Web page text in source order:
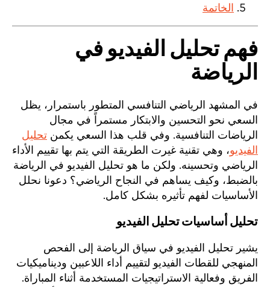
الخاتمة
فهم تحليل الفيديو في
الرياضة
في المشهد الرياضي التنافسي المتطور باستمرار، يظل
السعي نحو التحسين والابتكار مستمراً في مجال
الرياضات التنافسية. وفي قلب هذا السعي يكمن تحليل
الفيديو، وهي تقنية غيرت الطريقة التي يتم بها تقييم الأداء
الرياضي وتحسينه. ولكن ما هو تحليل الفيديو في الرياضة
بالضبط، وكيف يساهم في النجاح الرياضي؟ دعونا نحلل
الأساسيات لفهم تأثيره بشكل كامل.
تحليل أساسيات تحليل الفيديو
يشير تحليل الفيديو في سياق الرياضة إلى الفحص
المنهجي للقطات الفيديو لتقييم أداء اللاعبين وديناميكيات
الفريق وفعالية الاستراتيجيات المستخدمة أثناء المباراة.